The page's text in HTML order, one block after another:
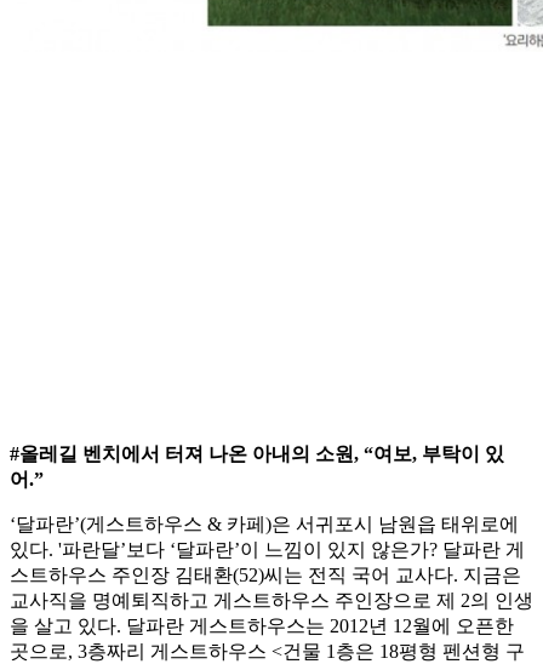
#올레길 벤치에서 터져 나온 아내의 소원, “여보, 부탁이 있
어.”
‘달파란’(게스트하우스 & 카페)은 서귀포시 남원읍 태위로에
있다. '파란달’보다 ‘달파란’이 느낌이 있지 않은가? 달파란 게
스트하우스 주인장 김태환(52)씨는 전직 국어 교사다. 지금은
교사직을 명예퇴직하고 게스트하우스 주인장으로 제 2의 인생
을 살고 있다. 달파란 게스트하우스는 2012년 12월에 오픈한
곳으로, 3층짜리 게스트하우스 <건물 1층은 18평형 펜션형 구